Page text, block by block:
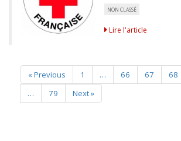
NON CLASSÉ
Lire l'article
« Previous 1 … 66 67 68
…
79 Next »